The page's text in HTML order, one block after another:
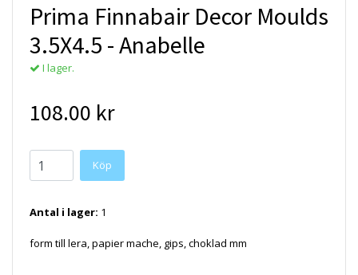
Prima Finnabair Decor Moulds
3.5X4.5 - Anabelle
I lager.
108.00 kr
Antal i lager: 1
form till lera, papier mache, gips, choklad mm